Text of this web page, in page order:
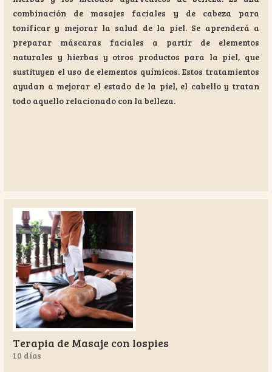
combinación de masajes faciales y de cabeza para
tonificar y mejorar la salud de la piel. Se aprenderá a
preparar máscaras faciales a partir de elementos
naturales y hierbas y otros productos para la piel, que
sustituyen el uso de elementos químicos. Estos tratamientos
ayudan a mejorar el estado de la piel, el cabello y tratan
todo aquello relacionado con la belleza.
Terapia de Masaje con lospies
10 días